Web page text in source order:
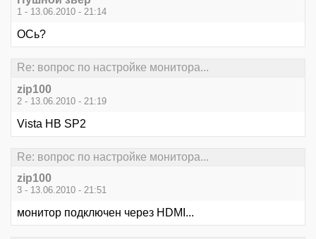
1 - 13.06.2010 - 21:14
ОСь?
Re: вопрос по настройке монитора...
zip100
2 - 13.06.2010 - 21:19
Vista HB SP2
Re: вопрос по настройке монитора...
zip100
3 - 13.06.2010 - 21:51
монитор подключен через HDMI...